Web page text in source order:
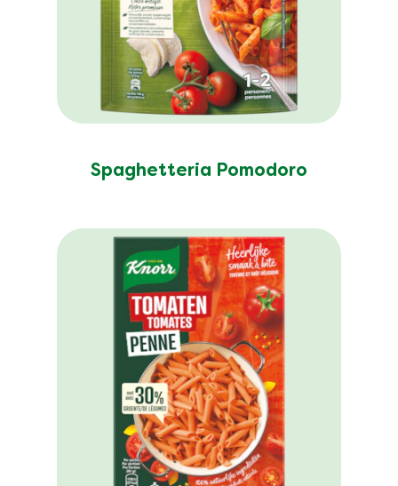
Spaghetteria Pomodoro